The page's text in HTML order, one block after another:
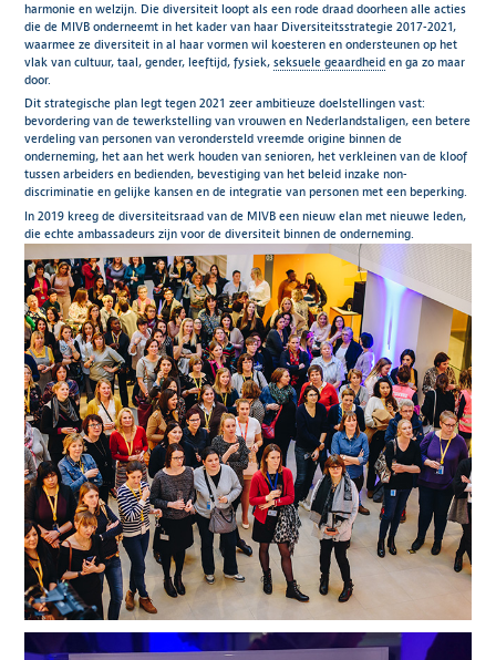
harmonie en welzijn. Die diversiteit loopt als een rode draad doorheen alle acties
die de MIVB onderneemt in het kader van haar Diversiteitsstrategie 2017-2021,
waarmee ze diversiteit in al haar vormen wil koesteren en ondersteunen op het
vlak van cultuur, taal, gender, leeftijd, fysiek, seksuele geaardheid en ga zo maar
door.
Dit strategische plan legt tegen 2021 zeer ambitieuze doelstellingen vast:
bevordering van de tewerkstelling van vrouwen en Nederlandstaligen, een betere
verdeling van personen van verondersteld vreemde origine binnen de
onderneming, het aan het werk houden van senioren, het verkleinen van de kloof
tussen arbeiders en bedienden, bevestiging van het beleid inzake non-
discriminatie en gelijke kansen en de integratie van personen met een beperking.
In 2019 kreeg de diversiteitsraad van de MIVB een nieuw elan met nieuwe leden,
die echte ambassadeurs zijn voor de diversiteit binnen de onderneming.